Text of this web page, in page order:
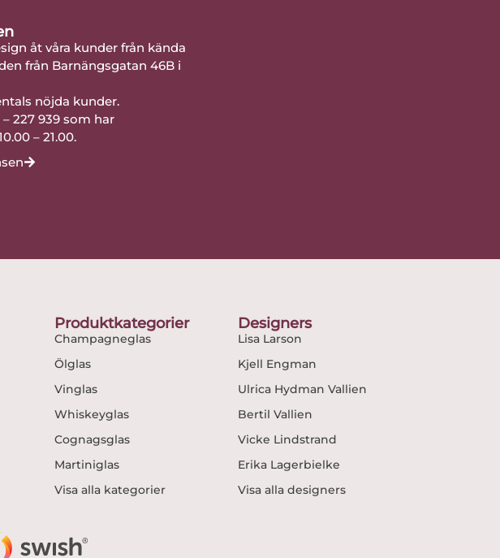
åt våra kunder från kända
från Barnängsgatan 46B i
nöjda kunder.
227 939 som har
– 21.00.
Produktkategorier
Champagneglas
Ölglas
Vinglas
Whiskeyglas
Cognagsglas
Martiniglas
Visa alla kategorier
Designers
Lisa Larson
Kjell Engman
Ulrica Hydman Vallien
Bertil Vallien
Vicke Lindstrand
Erika Lagerbielke
Visa alla designers